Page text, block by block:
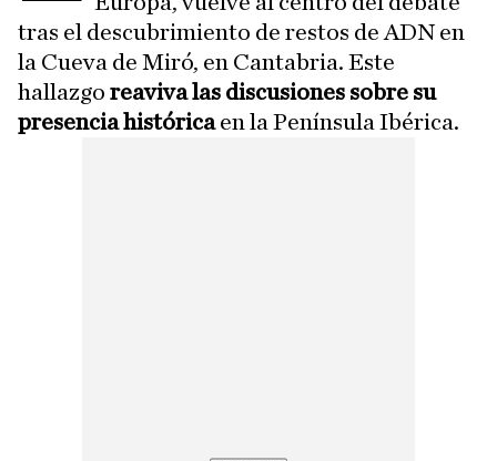
tras el descubrimiento de restos de ADN en
la Cueva de Miró, en Cantabria. Este
hallazgo reaviva las discusiones sobre su
presencia históricaen la Península Ibérica.